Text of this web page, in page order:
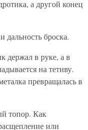
а другой конец
броска.
держал в руке, а в
на тетиву.
превращалась в
топор. Как
или